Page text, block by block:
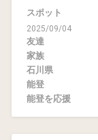
スポット
2025/09/04
友達
家族
石川県
能登
能登を応援